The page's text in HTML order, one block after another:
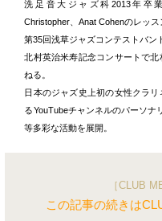
洗足音大ジャズ科2013年卒
Christopher、Anat Cohenのレッス
第35回浅草ジャズコンテストバン
北村英治米寿記念コンサートで
ねる。
日本のジャズ史上初の女性クラ
るYouTubeチャンネルのパーソナ
等多彩な活動を展開。
［CLUB
この記事の続きは